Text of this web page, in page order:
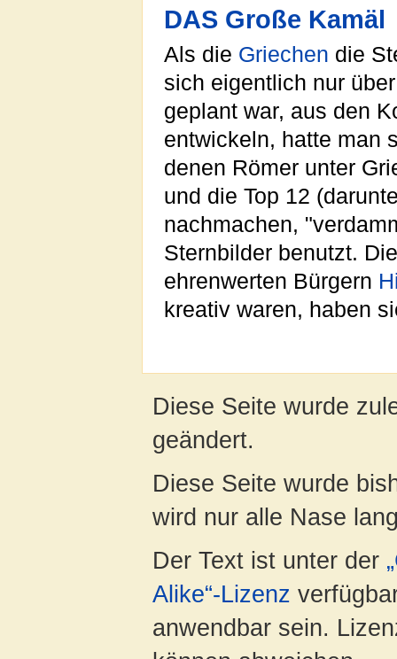
DAS Große Kamäl
Als die Griechen die
sich eigentlich nur
geplant war, aus den
entwickeln, hatte man
denen Römer unter
und die Top 12
nachmachen,
Sternbilder benutzt.
ehrenwerten Bürgern
kreativ waren, haben
Diese Seite wurde
geändert.
Diese Seite wurde
wird nur alle Nase
Der Text ist unter der
Alike“-Lizenz
anwendbar sein.